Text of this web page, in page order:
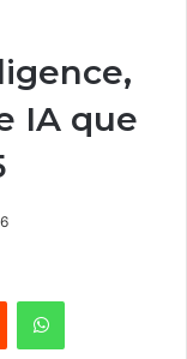
IA que